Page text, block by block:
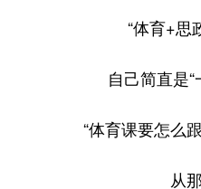
“体育+思
自己简直是“
“体育课要怎么
从